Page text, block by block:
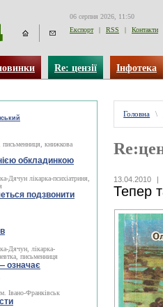
06 серпня 2026, 11:50
Експорт
| RSS | Контакти
Re: цензії Інфотека
книжкова
обкладинкою
Дячун лікарка-психіатриня,
подзвонити
Дячун, лікарка-
письменниця
означає
Івано-Франківськ
Головна \
13.04.2010 |
Тепер